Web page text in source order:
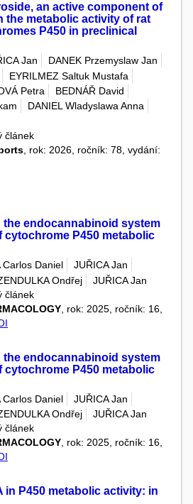
an active component of
the metabolic activity of rat
P450 in preclinical
Jan
DANEK Przemyslaw Jan
EYRILMEZ Saltuk Mustafa
Petra
BEDNÁŘ David
DANIEL Wladyslawa Anna
článek
, rok: 2026, ročník: 78, vydání:
endocannabinoid system
cytochrome P450 metabolic
Carlos Daniel
JUŘICA Jan
Ondřej
JUŘICA Jan
článek
, rok: 2025, ročník: 16,
endocannabinoid system
cytochrome P450 metabolic
Carlos Daniel
JUŘICA Jan
Ondřej
JUŘICA Jan
článek
, rok: 2025, ročník: 16,
in P450 metabolic activity: in